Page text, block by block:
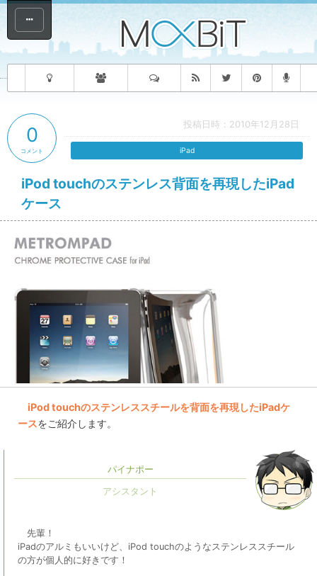
投稿日時：2010年12月28日
iPod touchのステンレス背面を再現したiPad
ケース
0
コメント iPad
iPod touchのステンレススチールを背面を再現したiPadケ
ースをご紹介します。
パイナポー
先輩！
iPadのアルミもいいけど、iPod touchのようなステンレススチール
の方が個人的に好きです！